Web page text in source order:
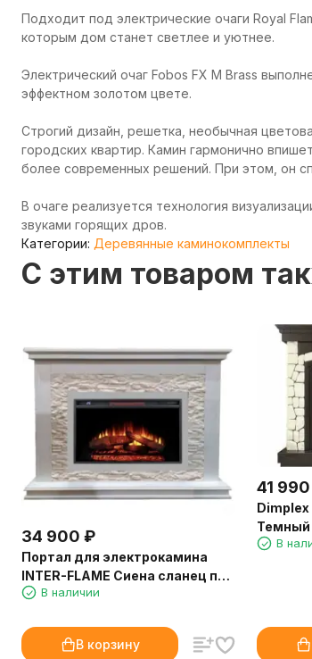
Подходит под электрические очаги Royal
которым дом станет светлее и уютнее.
Электрический очаг Fobos FX M Brass
эффектном золотом цвете.
Строгий дизайн, решетка, необычная
городских квартир. Камин гармонично
более современных решений. При этом, он
В очаге реализуется технология
звуками горящих дров.
Категории: Деревянные каминокомплекты
C этим товаром
34 900 ₽
Портал для электрокамина
INTER-FLAME Сиена сланец под
Foton 26 QZ белый
В наличии
В корзину
41 990
Темный
1070
В